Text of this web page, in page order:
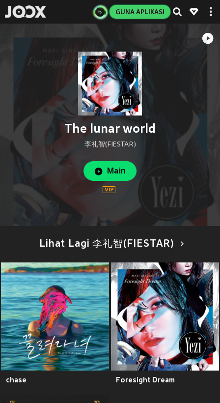
GUNA APLIKASI
The lunar world
李礼智(FIESTAR)
Main
Lihat Lagi 李礼智(FIESTAR)
chase Foresight Dream